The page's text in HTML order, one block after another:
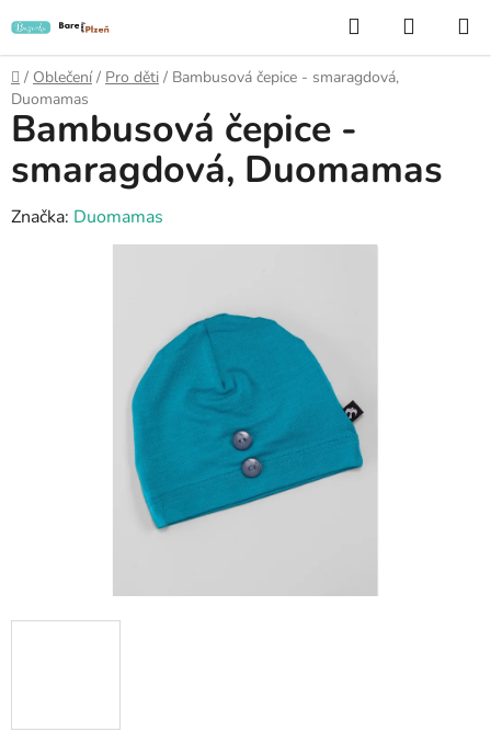
na
obsah
Hledat
KOŠÍK
Domů
/ Oblečení / Pro děti / Bambusová čepice - smaragdová,
Duomamas
Bambusová čepice -
smaragdová, Duomamas
Značka: Duomamas